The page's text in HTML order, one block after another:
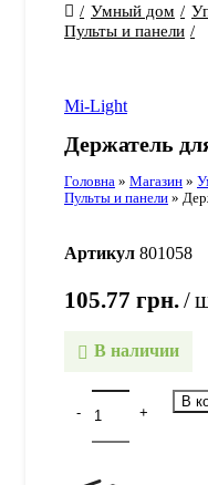
Умный дом
Пульты и панели
Mi-Light
Держатель
Головна » Магазин »
Пульты и панели »
Артикул 801058
105.77 грн.
В наличии
В